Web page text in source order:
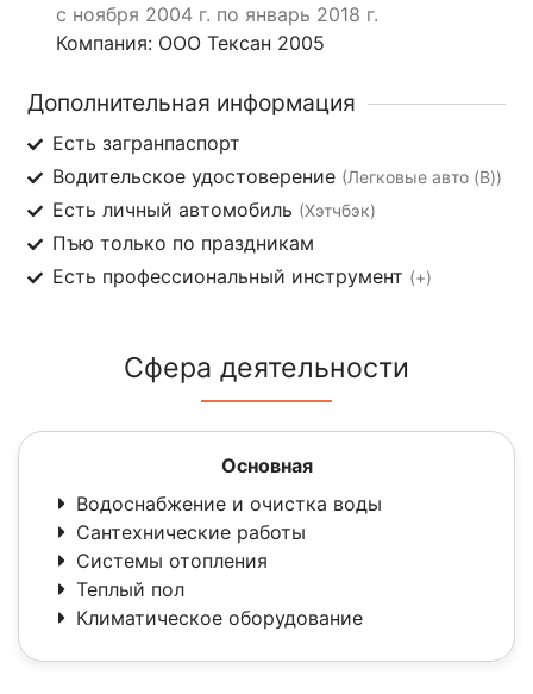
с ноября 2004 г. по январь 2018 г.
Компания: ООО Тексан 2005
Дополнительная информация
Есть загранпаспорт
Водительское удостоверение (Легковые авто (B))
Есть личный автомобиль (Хэтчбэк)
Пъю только по праздникам
Есть профессиональный инструмент (+)
Сфера деятельности
Основная
Водоснабжение и очистка воды
Сантехнические работы
Системы отопления
Теплый пол
Климатическое оборудование